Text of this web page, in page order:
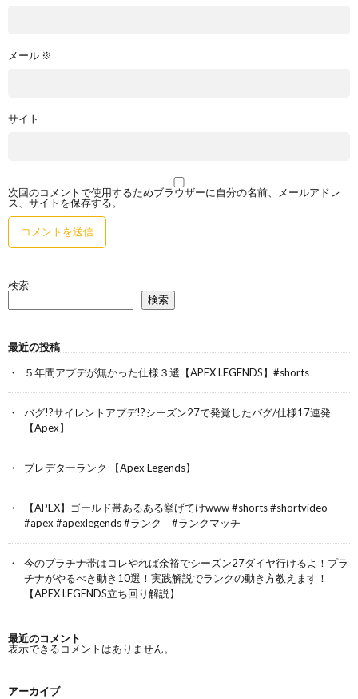
メール ※
サイト
次回のコメントで使用するためブラウザーに自分の名前、メールアドレ
ス、サイトを保存する。
検索
検索
最近の投稿
５年間アプデが無かった仕様３選【APEX LEGENDS】#shorts
バグ!?サイレントアプデ!?シーズン27で発覚したバグ/仕様17連発
【Apex】
プレデターランク 【Apex Legends】
【APEX】ゴールド帯あるある挙げてけwww #shorts #shortvideo
#apex #apexlegends #ランク #ランクマッチ
今のプラチナ帯はコレやれば余裕でシーズン27ダイヤ行けるよ！プラ
チナがやるべき動き10選！実践解説でランクの動き方教えます！
【APEX LEGENDS立ち回り解説】
最近のコメント
表示できるコメントはありません。
アーカイブ